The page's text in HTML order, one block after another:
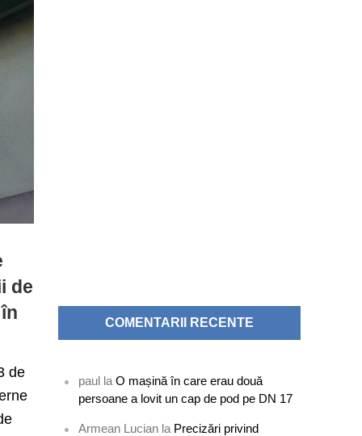
de
de
COMENTARII RECENTE
paul laO mașină în care erau două
persoane a lovit un cap de pod pe DN 17
Armean Lucian la Precizări privind